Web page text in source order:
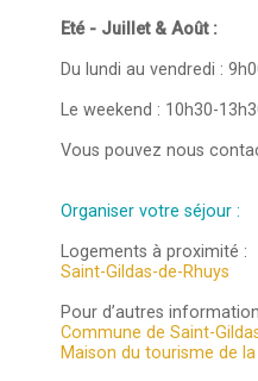
Eté - Juillet & Août :
Du lundi au vendredi :
Le weekend : 10h30-
Vous pouvez nous
Organiser votre séjour :
Logements à proximité :
Saint-Gildas-de-Rhuys
Pour d’autres
Commune de Saint-
Maison du tourisme de